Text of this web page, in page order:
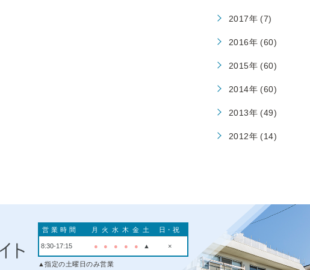
2017年 (7)
2016年 (60)
2015年 (60)
2014年 (60)
2013年 (49)
2012年 (14)
営業時間 月 火 水 木 金 土 日・祝
8:30-17:15 ● ● ● ● ● ▲ ×
▲指定の土曜日のみ営業